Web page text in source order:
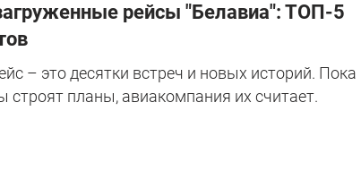
рейсы "Белавиа": ТОП-5
– это десятки встреч и новых историй. Пока
строят планы, авиакомпания их считает.